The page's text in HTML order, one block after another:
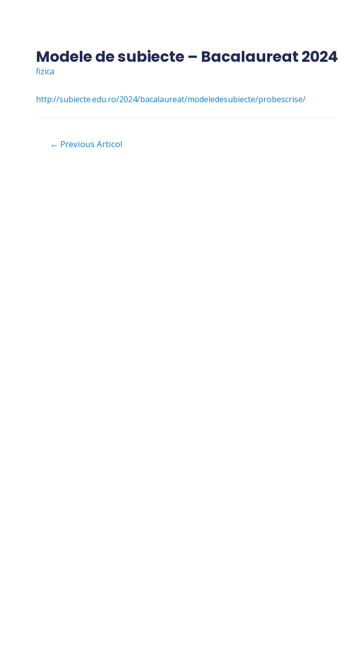
Modele de subiecte – Bacalaureat 2024
fizica
http://subiecte.edu.ro/2024/bacalaureat/modeledesubiecte/probescrise/
Navigare
← Previous Articol